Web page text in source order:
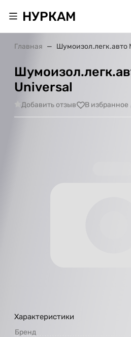
НУРКАМ
Главная Шумоизол.легк.авто
Universal
Добавить отзыв В избранное
Характеристики
Бренд